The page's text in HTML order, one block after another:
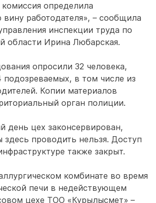
определила
работодателя», – сообщила
инспекции труда по
области Ирина Любарская.
опросили 32 человека,
подозреваемых, в том числе из
Копии материалов
орган полиции.
день цех законсервирован,
здесь проводить нельзя. Доступ
также закрыт.
комбинате во время
печи в недействующем
цехе ТОО «Курылысмет» –